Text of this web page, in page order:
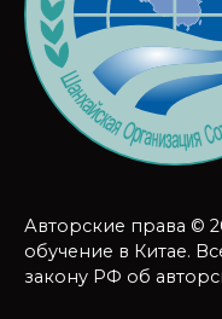
Авторские права ©
обучение в Китае.
закону РФ об